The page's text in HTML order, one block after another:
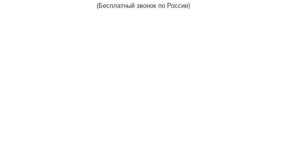
(Бесплатный звонок по России)